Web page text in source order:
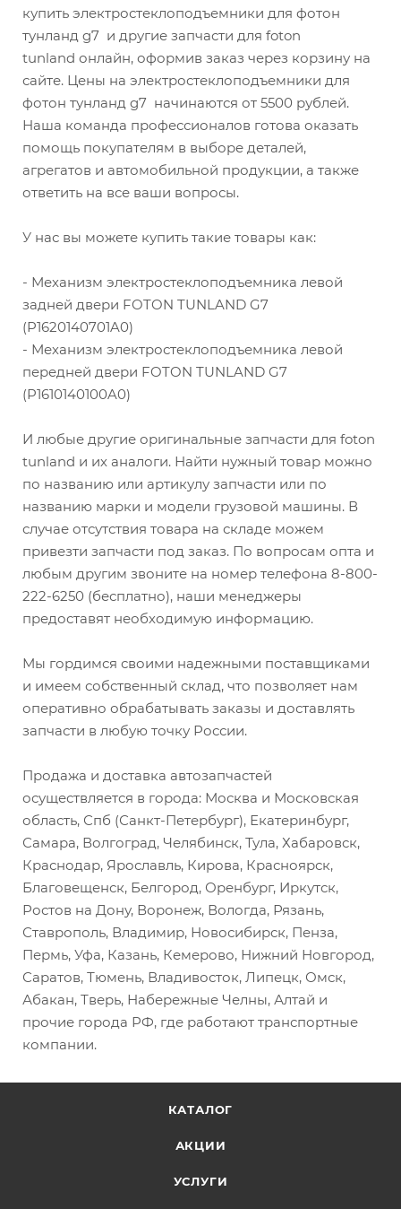
купить электростеклоподъемники для фотон
тунланд g7 и другие запчасти для foton
tunland онлайн, оформив заказ через корзину на
сайте. Цены на электростеклоподъемники для
фотон тунланд g7 начинаются от 5500 рублей.
Наша команда профессионалов готова оказать
помощь покупателям в выборе деталей,
агрегатов и автомобильной продукции, а также
ответить на все ваши вопросы.
У нас вы можете купить такие товары как:
- Механизм электростеклоподъемника левой
задней двери FOTON TUNLAND G7
(P1620140701A0)
- Механизм электростеклоподъемника левой
передней двери FOTON TUNLAND G7
(P1610140100A0)
И любые другие оригинальные запчасти для foton
tunland и их аналоги. Найти нужный товар можно
по названию или артикулу запчасти или по
названию марки и модели грузовой машины. В
случае отсутствия товара на складе можем
привезти запчасти под заказ. По вопросам опта и
любым другим звоните на номер телефона 8-800-
222-6250 (бесплатно), наши менеджеры
предоставят необходимую информацию.
Мы гордимся своими надежными поставщиками
и имеем собственный склад, что позволяет нам
оперативно обрабатывать заказы и доставлять
запчасти в любую точку России.
Продажа и доставка автозапчастей
осуществляется в города: Москва и Московская
область, Спб (Санкт-Петербург), Екатеринбург,
Самара, Волгоград, Челябинск, Тула, Хабаровск,
Краснодар, Ярославль, Кирова, Красноярск,
Благовещенск, Белгород, Оренбург, Иркутск,
Ростов на Дону, Воронеж, Вологда, Рязань,
Ставрополь, Владимир, Новосибирск, Пенза,
Пермь, Уфа, Казань, Кемерово, Нижний Новгород,
Саратов, Тюмень, Владивосток, Липецк, Омск,
Абакан, Тверь, Набережные Челны, Алтай и
прочие города РФ, где работают транспортные
компании.
КАТАЛОГ
АКЦИИ
УСЛУГИ